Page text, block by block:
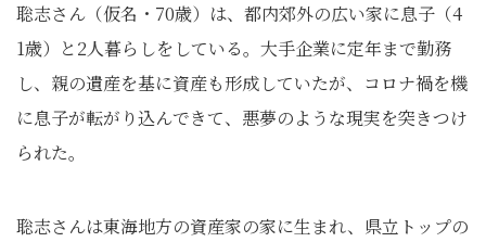
聡志さん（仮名・70歳）は、都内郊外の広い家に息子（4
1歳）と2人暮らしをしている。大手企業に定年まで勤務
し、親の遺産を基に資産も形成していたが、コロナ禍を機
に息子が転がり込んできて、悪夢のような現実を突きつけ
られた。
聡志さんは東海地方の資産家の家に生まれ、県立トップの